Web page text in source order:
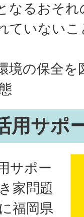
なるおそれ
ていない
境の保全
用サポ
サポー
家問題
福岡県